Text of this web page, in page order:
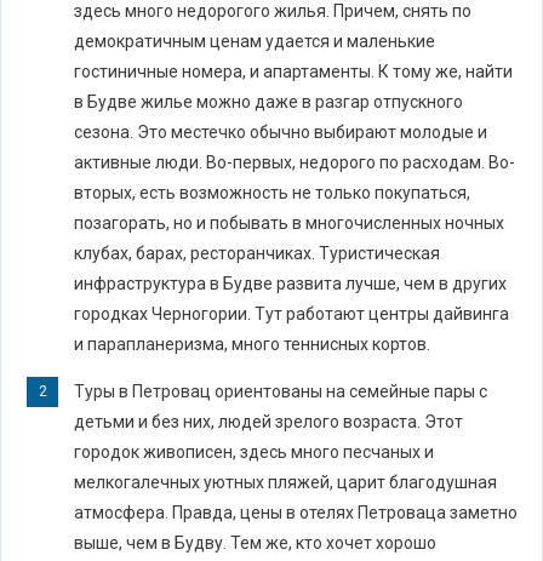
здесь много недорогого жилья. Причем, снять по
демократичным ценам удается и маленькие
гостиничные номера, и апартаменты. К тому же, найти
в Будве жилье можно даже в разгар отпускного
сезона. Это местечко обычно выбирают молодые и
активные люди. Во-первых, недорого по расходам. Во-
вторых, есть возможность не только покупаться,
позагорать, но и побывать в многочисленных ночных
клубах, барах, ресторанчиках. Туристическая
инфраструктура в Будве развита лучше, чем в других
городках Черногории. Тут работают центры дайвинга
и парапланеризма, много теннисных кортов.
Туры в Петровац ориентованы на семейные пары с
детьми и без них, людей зрелого возраста. Этот
городок живописен, здесь много песчаных и
мелкогалечных уютных пляжей, царит благодушная
атмосфера. Правда, цены в отелях Петроваца заметно
выше, чем в Будву. Тем же, кто хочет хорошо